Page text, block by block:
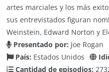
artes marciales y los más
sus entrevistados figuran
Weinstein, Edward Norton y
Presentado por: Joe Rogan
País: Estados Unidos
Cantidad de episodios: